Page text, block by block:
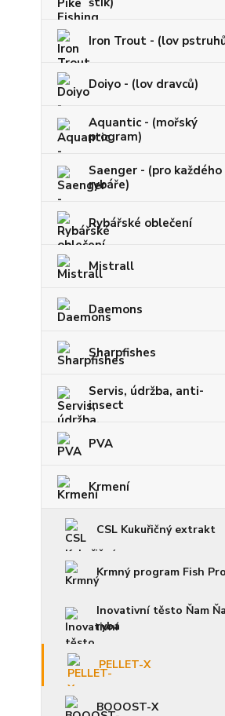
Iron Trout - (lov
Doiyo - (lov dravců)
Aquantic - (mořský
program)
Saenger - (pro každého
rybáře)
Rybářské oblečení
Mistrall
Daemons
Sharpfishes
Servis, údržba, anti-
insect
PVA
Krmení
CSL Kukuřičný extrakt
Krmný program Fish Pro
Inovativní těsto Ňam
ryba
PELLET-X
BOOOST-X